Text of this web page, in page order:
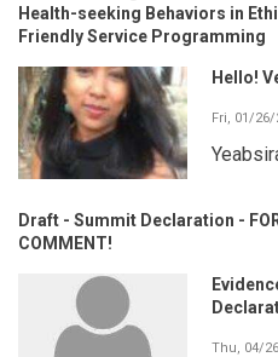
Health-seeking Behaviors in
Friendly Service Programming
Hello!
Fri, 01/26/
Draft - Summit Declaration - FOR
COMMENT!
Thu, 04/